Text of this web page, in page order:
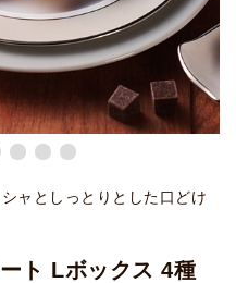
ャとしっとりとした口どけ
ト Lボックス 4種